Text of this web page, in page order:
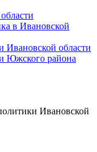
в Ивановской
Ивановской области
Южского района
Ивановской